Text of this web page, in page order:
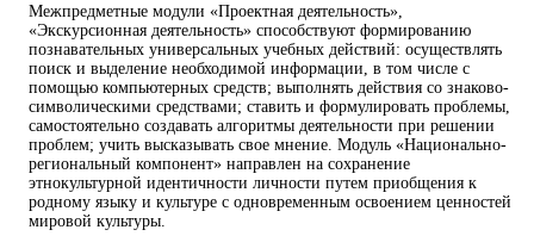
Межпредметные модули «Проектная деятельность»,
«Экскурсионная деятельность» способствуют формированию
познавательных универсальных учебных действий: осуществлять
поиск и выделение необходимой информации, в том числе с
помощью компьютерных средств; выполнять действия со знаково-
символическими средствами; ставить и формулировать проблемы,
самостоятельно создавать алгоритмы деятельности при решении
проблем; учить высказывать свое мнение. Модуль «Национально-
региональный компонент» направлен на сохранение
этнокультурной идентичности личности путем приобщения к
родному языку и культуре с одновременным освоением ценностей
мировой культуры.